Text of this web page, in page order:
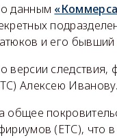
данным
и его
версии следствия,
Алексею Иванову.
общее
(ЕТС), что